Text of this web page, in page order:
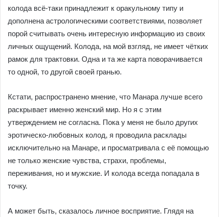
колода всё-таки принадлежит к оракульному типу и
дополнена астрологическими соответствиями, позволяет
порой считывать очень интересную информацию из своих
личных ощущений. Колода, на мой взгляд, не имеет чётких
рамок для трактовки. Одна и та же карта поворачивается
то одной, то другой своей гранью.
Кстати, распространено мнение, что Манара лучше всего
раскрывает именно женский мир. Но я с этим
утверждением не согласна. Пока у меня не было других
эротическо-любовных колод, я проводила расклады
исключительно на Манаре, и просматривала с её помощью
не только женские чувства, страхи, проблемы,
переживания, но и мужские. И колода всегда попадала в
точку.
А может быть, сказалось личное восприятие. Глядя на